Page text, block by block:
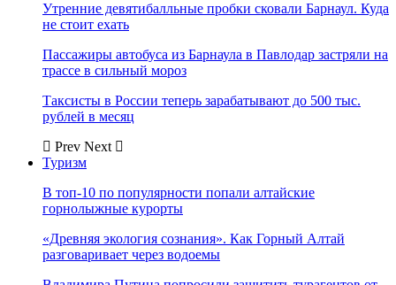
Утренние девятибалльные пробки сковали Барнаул. Куда
не стоит ехать
Пассажиры автобуса из Барнаула в Павлодар застряли на
трассе в сильный мороз
Таксисты в России теперь зарабатывают до 500 тыс.
рублей в месяц
Prev Next
Туризм
В топ-10 по популярности попали алтайские
горнолыжные курорты
«Древняя экология сознания». Как Горный Алтай
разговаривает через водоемы